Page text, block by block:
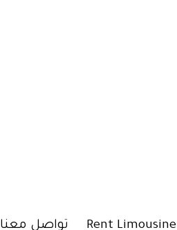
Rent Limousine تواصل معنا